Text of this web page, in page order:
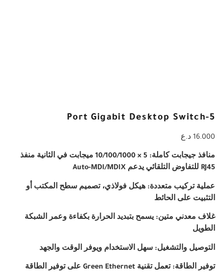
5-Port Gigabit Desktop Switch
16.000 د.ع
منافذ جيجابت كاملة: 5 × 10/100/1000 ميجابت في الثانية منفذ
RJ45 للتفاوض التلقائي يدعم Auto-MDI/MDIX
عملية تركيب متعددة: هيكل فولاذي، تصميم سطح المكتب أو
التثبيت على الحائط
غلاف معدني متين: يسمح بتبديد الحرارة بكفاءة وعمر الشبكة
الطويل
التوصيل والتشغيل: سهل الاستخدام ويوفر الوقت والجهد
توفير الطاقة: تعمل تقنية Green Ethernet على توفير الطاقة